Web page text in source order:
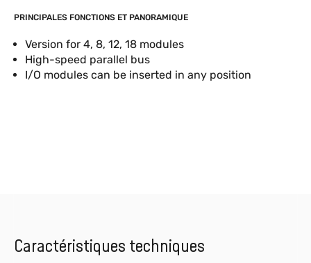
PRINCIPALES FONCTIONS ET PANORAMIQUE
Version for 4, 8, 12, 18 modules
High-speed parallel bus
I/O modules can be inserted in any position
Caractéristiques techniques